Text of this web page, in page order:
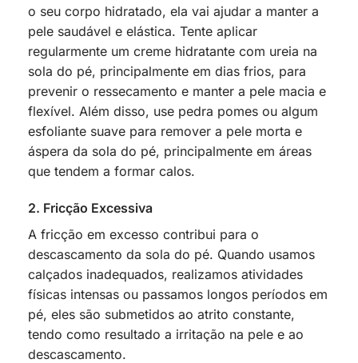
o seu corpo hidratado, ela vai ajudar a manter a
pele saudável e elástica. Tente aplicar
regularmente um creme hidratante com ureia na
sola do pé, principalmente em dias frios, para
prevenir o ressecamento e manter a pele macia e
flexível. Além disso, use pedra pomes ou algum
esfoliante suave para remover a pele morta e
áspera da sola do pé, principalmente em áreas
que tendem a formar calos.
2. Fricção Excessiva
A fricção em excesso contribui para o
descascamento da sola do pé. Quando usamos
calçados inadequados, realizamos atividades
físicas intensas ou passamos longos períodos em
pé, eles são submetidos ao atrito constante,
tendo como resultado a irritação na pele e ao
descascamento.